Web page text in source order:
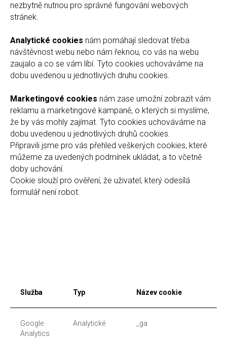
nezbytně nutnou pro správné fungování webových
stránek.
Analytické cookies nám pomáhají sledovat třeba
návštěvnost webu nebo nám řeknou, co vás na webu
zaujalo a co se vám líbí. Tyto cookies uchováváme na
dobu uvedenou u jednotlivých druhu cookies.
Marketingové cookies nám zase umožní zobrazit vám
reklamu a marketingové kampaně, o kterých si myslíme,
že by vás mohly zajímat. Tyto cookies uchováváme na
dobu uvedenou u jednotlivých druhů cookies.
Připravili jsme pro vás přehled veškerých cookies, které
můžeme za uvedených podmínek ukládat, a to včetně
doby uchování.
Cookie slouží pro ověření, že uživatel, který odesílá
formulář není robot.
Služba Typ Název cookie
Google
Analytics
Analytické _ga